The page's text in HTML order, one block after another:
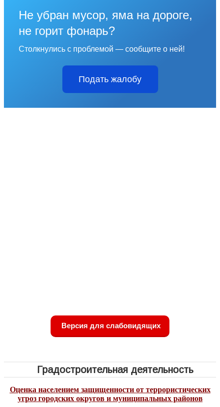
Не убран мусор, яма на дороге,
не горит фонарь?
Столкнулись с проблемой — сообщите о ней!
Подать жалобу
Версия для слабовидящих
Градостроительная деятельность
Оценка населением защищенности от террористических
угроз городских округов и муниципальных районов